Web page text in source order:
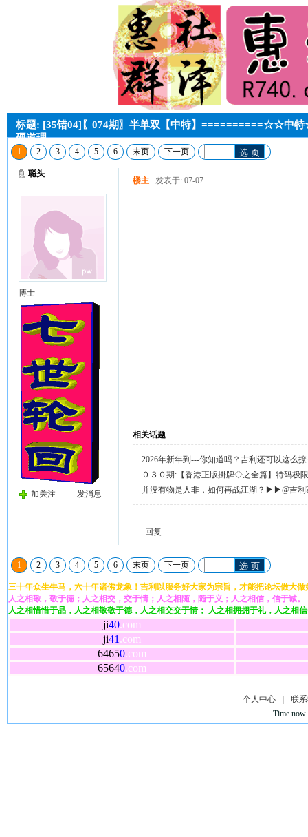
标题: [35错04]〖074期〗半单双【中特】==========☆☆中
硬道理。
1 2 3 4 5 6 末页 下一页 选 页
聪头
博士
加关注 发消息
楼主 发表于: 07-07
相关话题
2026年新年到---你知道吗？吉利还可以这么
天天送58元宝，只需签到就有。
０３０期:【香港正版掛牌◇之全篇】特码极
整正版◇综合资料】←已更新.
并没有物是人非，如何再战江湖？▶▶@吉利
回复留言◀◀
回复
1 2 3 4 5 6 末页 下一页 选 页
三十年众生牛马，六十年诸佛龙象！吉利以服务好大家为宗旨，才能把论坛做大做
人之相敬，敬于德；人之相交，交于情；人之相随，随于义；人之相信，信于诚。
人之相惜惜于品，人之相敬敬于德，人之相交交于情； 人之相拥拥于礼，人之相
ji40.com
ji41 .com
64650.com
65640.com
个人中心
联
Time now